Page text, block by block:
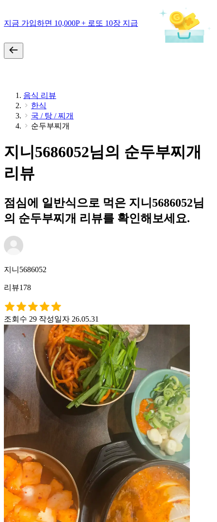
지금 가입하면 10,000P + 로또 10장 지급
음식 리뷰
한식
국 / 탕 / 찌개
순두부찌개
지니5686052님의 순두부찌개
리뷰
점심에 일반식으로 먹은 지니5686052님
의 순두부찌개 리뷰를 확인해보세요.
지니5686052
리뷰178
조회수 29 작성일자 26.05.31